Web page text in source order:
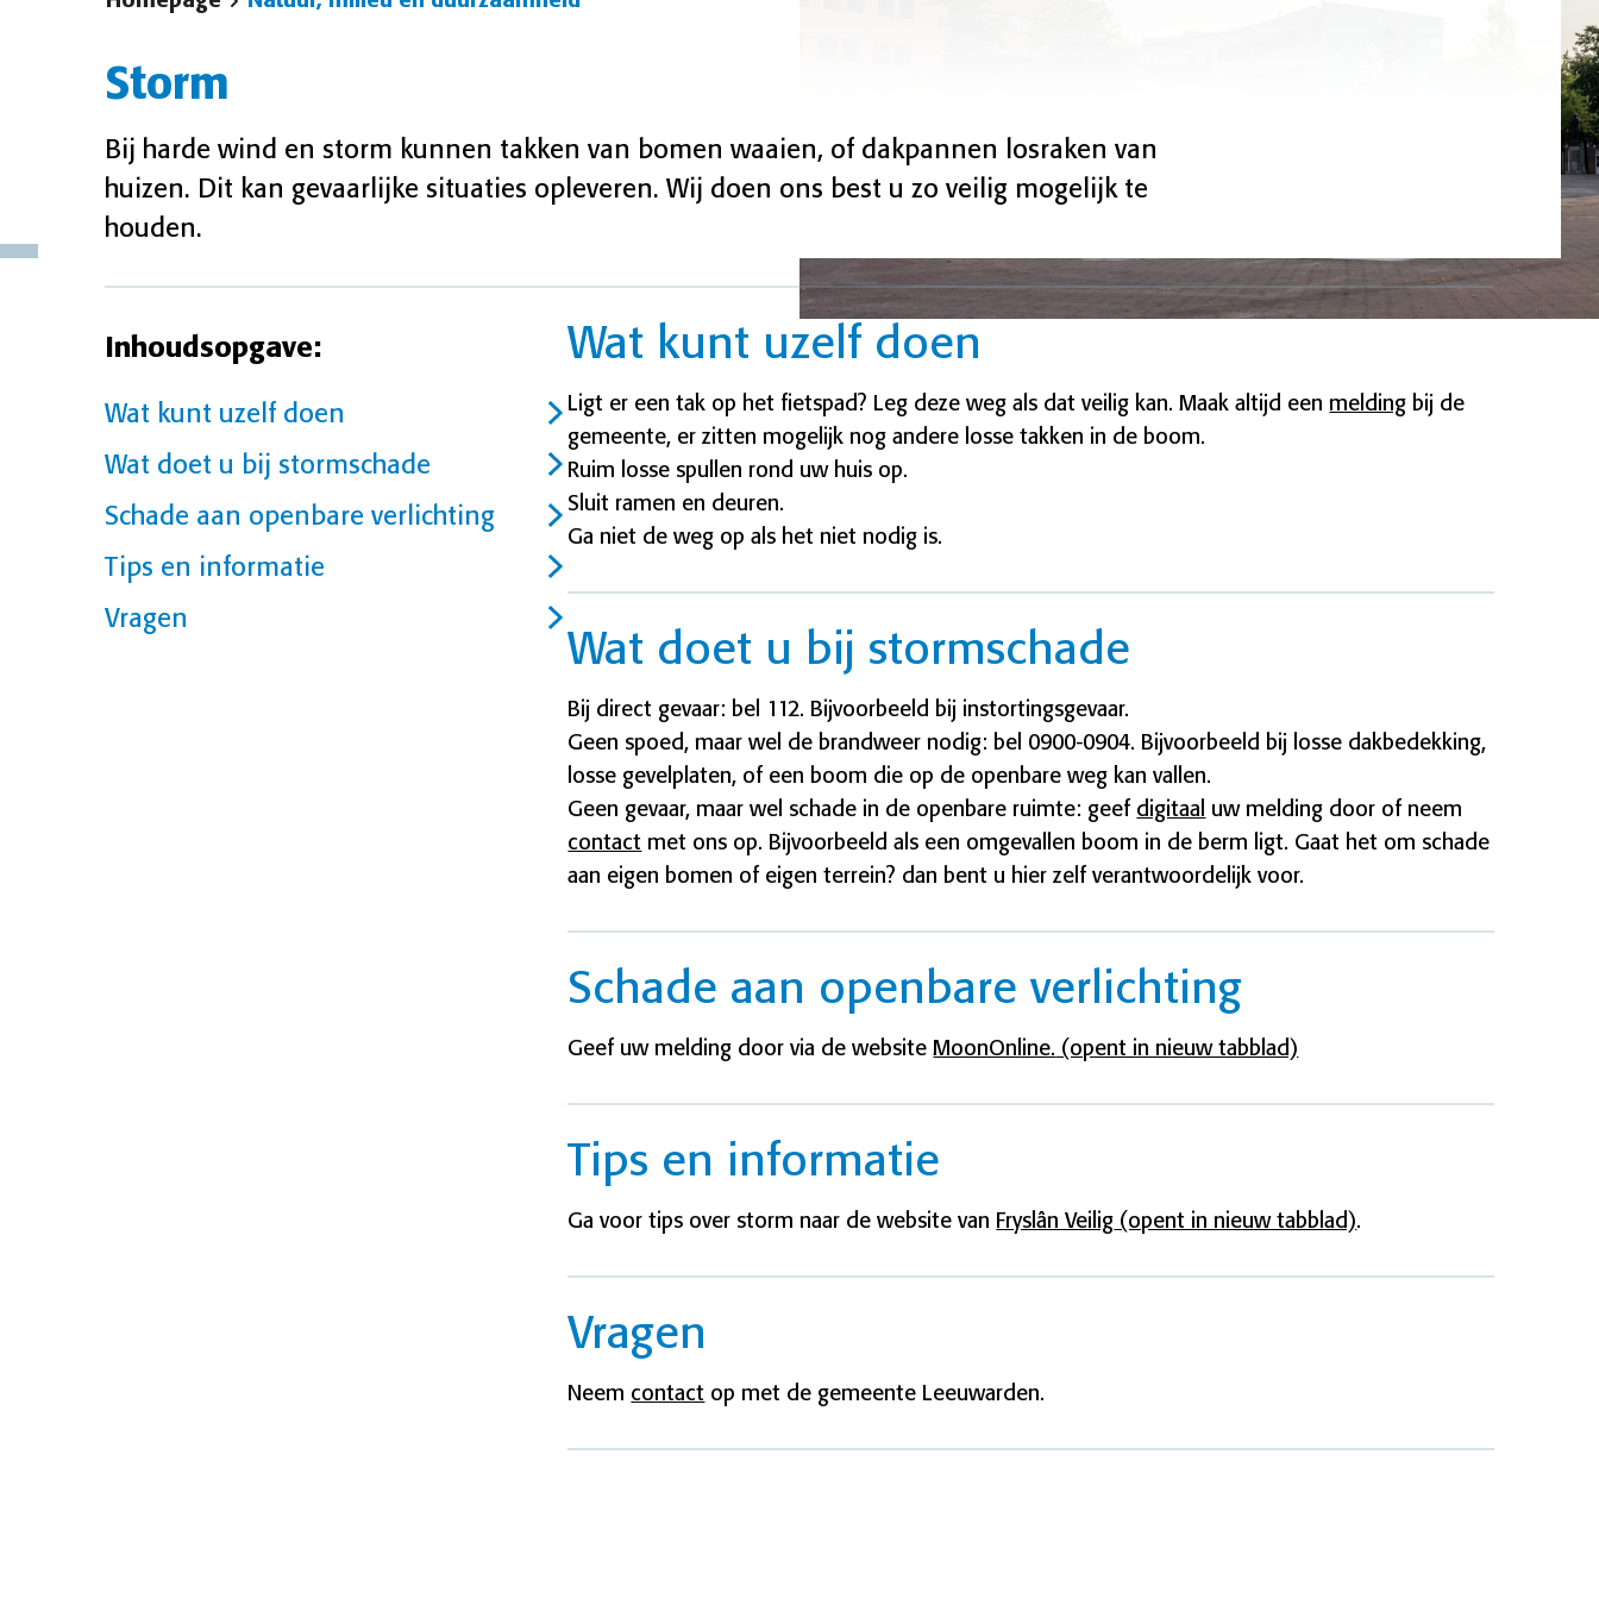
Storm
Bij harde wind en storm kunnen takken van bomen waaien, of dakpannen losraken van
huizen. Dit kan gevaarlijke situaties opleveren. Wij doen ons best u zo veilig mogelijk te
houden.
Inhoudsopgave:
Wat kunt uzelf doen
Wat doet u bij stormschade
Schade aan openbare verlichting
Tips en informatie
Vragen
Wat kunt uzelf doen
Ligt er een tak op het fietspad? Leg deze weg als dat veilig kan. Maak altijd eenmelding bij de
gemeente, er zitten mogelijk nog andere losse takken in de boom.
Ruim losse spullen rond uw huis op.
Sluit ramen en deuren.
Ga niet de weg op als het niet nodig is.
Wat doet u bij stormschade
Bij direct gevaar: bel 112. Bijvoorbeeld bij instortingsgevaar.
Geen spoed, maar wel de brandweer nodig: bel 0900-0904. Bijvoorbeeld bij losse dakbedekking,
losse gevelplaten, of een boom die op de openbare weg kan vallen.
Geen gevaar, maar wel schade in de openbare ruimte: geef digitaal uw melding door of neem
contact met ons op. Bijvoorbeeld als een omgevallen boom in de berm ligt. Gaat het om schade
aan eigen bomen of eigen terrein? dan bent u hier zelf verantwoordelijk voor.
Schade aan openbare verlichting
Geef uw melding door via de websiteMoonOnline. (opent in nieuw tabblad)
Tips en informatie
Ga voor tips over storm naar de website van Fryslân Veilig (opent in nieuw tabblad).
Vragen
Neem contact op met de gemeente Leeuwarden.